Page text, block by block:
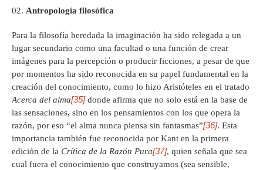
Antropología filosófica
Para la filosofía heredada la imaginación ha sido relegada a un
lugar secundario como una facultad o una función de crear
imágenes para la percepción o producir ficciones, a pesar de que
por momentos ha sido reconocida en su papel fundamental en la
creación del conocimiento, como lo hizo Aristóteles en el tratado
Acerca del alma[35]donde afirma que no solo está en la base de
las sensaciones, sino en los pensamientos con los que opera la
razón, por eso “el alma nunca piensa sin fantasmas”[36]. Esta
importancia también fue reconocida por Kant en la primera
edición de la Crítica de la Razón Pura[37], quien señala que sea
cual fuera el conocimiento que construyamos (sea sensible,